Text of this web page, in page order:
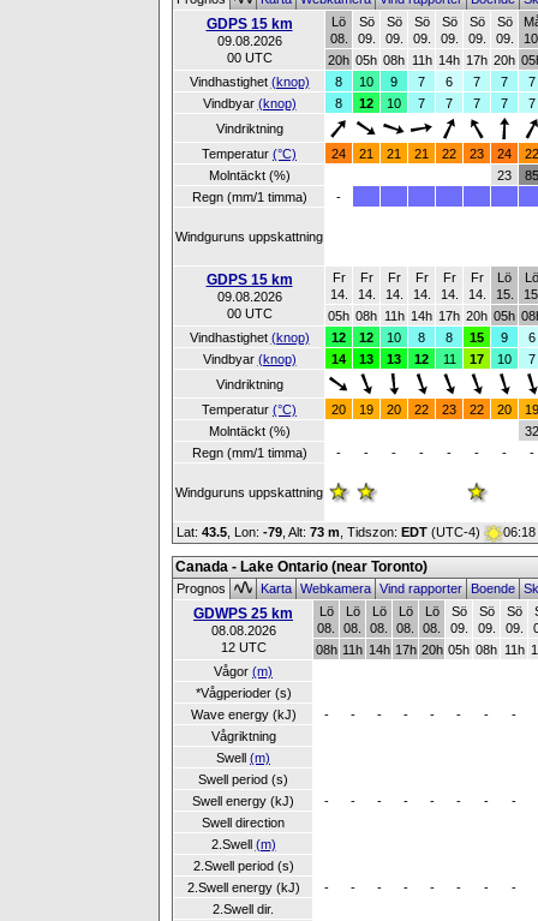
GDPS 15 km
09.08.2026
00 UTC
Lö
08.
Sö
09.
Sö
09.
Sö
09.
Sö
09.
Sö
09.
Sö
09.
20h 05h 08h 11h 14h 17h 20h
Vindhastighet (knop) 8 10 9 7 6 7 7
7
Vindbyar (knop) 8 12 10 7 7 7 7
7
Vindriktning
Temperatur (°C) 24 21 21 21 22 23 24
22
Molntäckt (%)
23
85
Regn (mm/1 timma)
-
Windguruns uppskattning
GDPS 15 km
09.08.2026
00 UTC
Fr
14.
Fr
14.
Fr
14.
Fr
14.
Fr
14.
Fr
14.
Lö
15.
Lö
05h 08h 11h 14h 17h 20h 05h
Vindhastighet (knop) 12 12 10 8 8 15 9
6
Vindbyar (knop) 14 13 13 12 11 17 10
7
Vindriktning
Temperatur (°C) 20 19 20 22 23 22 20
19
Molntäckt (%)
32
Regn (mm/1 timma)
- - - - - - - -
Windguruns uppskattning
Lat: 43.5 , Lon: -79 Alt: 73 m , Tidszon: EDT (UTC-4)
Canada - Lake Ontario (near Toronto)
Prognos KartaWebkameraVind rapporterBoende
GDWPS 25 km
08.08.2026
12 UTC
Lö
08.
Lö
08.
Lö
08.
Lö
08.
Lö
08.
Sö
09.
Sö
09.
Sö
09.
08h 11h 14h 17h 20h 05h 08h 11h
Vågor (m)
*Vågperioder (s)
Wave energy (kJ)
- - - - - - -
-
Vågriktning
Swell (m)
Swell period (s)
Swell energy (kJ)
- - - - - - -
-
Swell direction
2.Swell (m)
2.Swell period (s)
2.Swell energy (kJ)
- - - - - - -
-
2.Swell dir.